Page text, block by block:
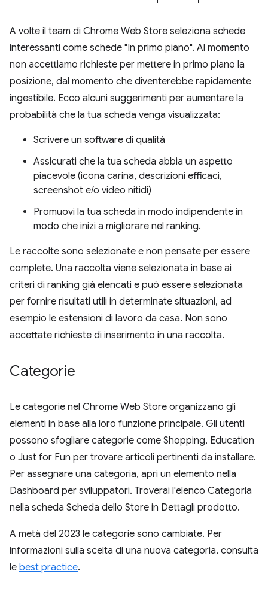
A volte il team di Chrome Web Store seleziona schede
interessanti come schede "In primo piano". Al momento
non accettiamo richieste per mettere in primo piano la
posizione, dal momento che diventerebbe rapidamente
ingestibile. Ecco alcuni suggerimenti per aumentare la
probabilità che la tua scheda venga visualizzata:
Scrivere un software di qualità
Assicurati che la tua scheda abbia un aspetto
piacevole (icona carina, descrizioni efficaci,
screenshot e/o video nitidi)
Promuovi la tua scheda in modo indipendente in
modo che inizi a migliorare nel ranking.
Le raccolte sono selezionate e non pensate per essere
complete. Una raccolta viene selezionata in base ai
criteri di ranking già elencati e può essere selezionata
per fornire risultati utili in determinate situazioni, ad
esempio le estensioni di lavoro da casa. Non sono
accettate richieste di inserimento in una raccolta.
Categorie
Le categorie nel Chrome Web Store organizzano gli
elementi in base alla loro funzione principale. Gli utenti
possono sfogliare categorie come Shopping, Education
o Just for Fun per trovare articoli pertinenti da installare.
Per assegnare una categoria, apri un elemento nella
Dashboard per sviluppatori. Troverai l'elenco Categoria
nella scheda Scheda dello Store in Dettagli prodotto.
A metà del 2023 le categorie sono cambiate. Per
informazioni sulla scelta di una nuova categoria, consulta
le best practice.